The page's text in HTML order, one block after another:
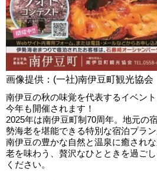
画像提供：(一社)南伊豆町観光協会
南伊豆の秋の味覚を代表するイベン
今年も開催されます！
2025年は南伊豆町制70周年。地元の
勢海老を堪能できる特別な宿泊プラン
南伊豆の豊かな自然と温泉に癒され
老を味わう、贅沢なひとときを過ご
ください。